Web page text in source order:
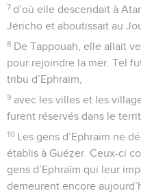
7 d’où elle descendait à
Jéricho et aboutissait au
8 De Tappouah, elle allait
pour rejoindre la mer. Tel
tribu d’Ephraïm,
9 avec les villes et les
furent réservés dans le
10 Les gens d’Ephraïm ne
établis à Guézer. Ceux-ci
gens d’Ephraïm qui leur
demeurent encore